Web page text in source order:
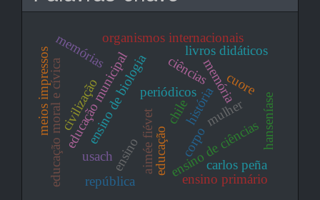
história
educação
ensino
periódicos memória
ensino de ciências
ensino de biologia
livros didáticos
organismos internacionais
educação municipal
educação moral e cívica aimée fiévet mulher
ensino primário
ciências
memórias
carlos peña
chile
usach
meios impressos cuore
civilização hanseníase
corpo
república